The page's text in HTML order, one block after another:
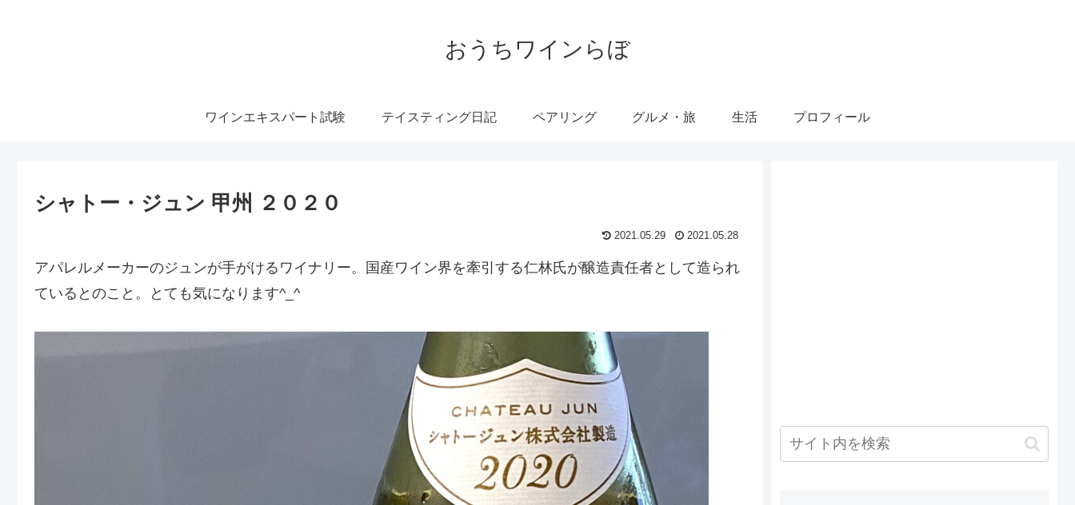
おうちワインらぼ
ワインエキスパート試験 テイスティング日記 ペアリング グルメ・旅 生活 プロフィール
シャトー・ジュン 甲州 ２０２０
2021.05.29 2021.05.28
アパレルメーカーのジュンが手がけるワイナリー。国産ワイン界を牽引する仁林氏が醸造責任者として造られ
ているとのこと。とても気になります^_^